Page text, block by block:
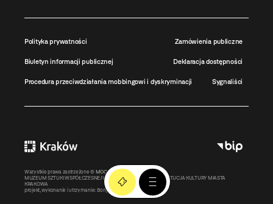
Polityka prywatności Zamówienia publiczne
Biuletyn informacji publicznej Deklaracja dostępności
Procedura przeciwdziałania mobbingowi i dyskryminacji Sygnaliści
Wszystkie prawa zastrzeżone © MOCAK2011-2026
MUZEUM SZTUKI WSPÓŁCZESNEJ W KRAKOWIE MOCAK – INSTYTUCJA KULTURY MIASTA
KRAKOWA
projekt, wykonanie i utrzymanie: Bonjour.pl